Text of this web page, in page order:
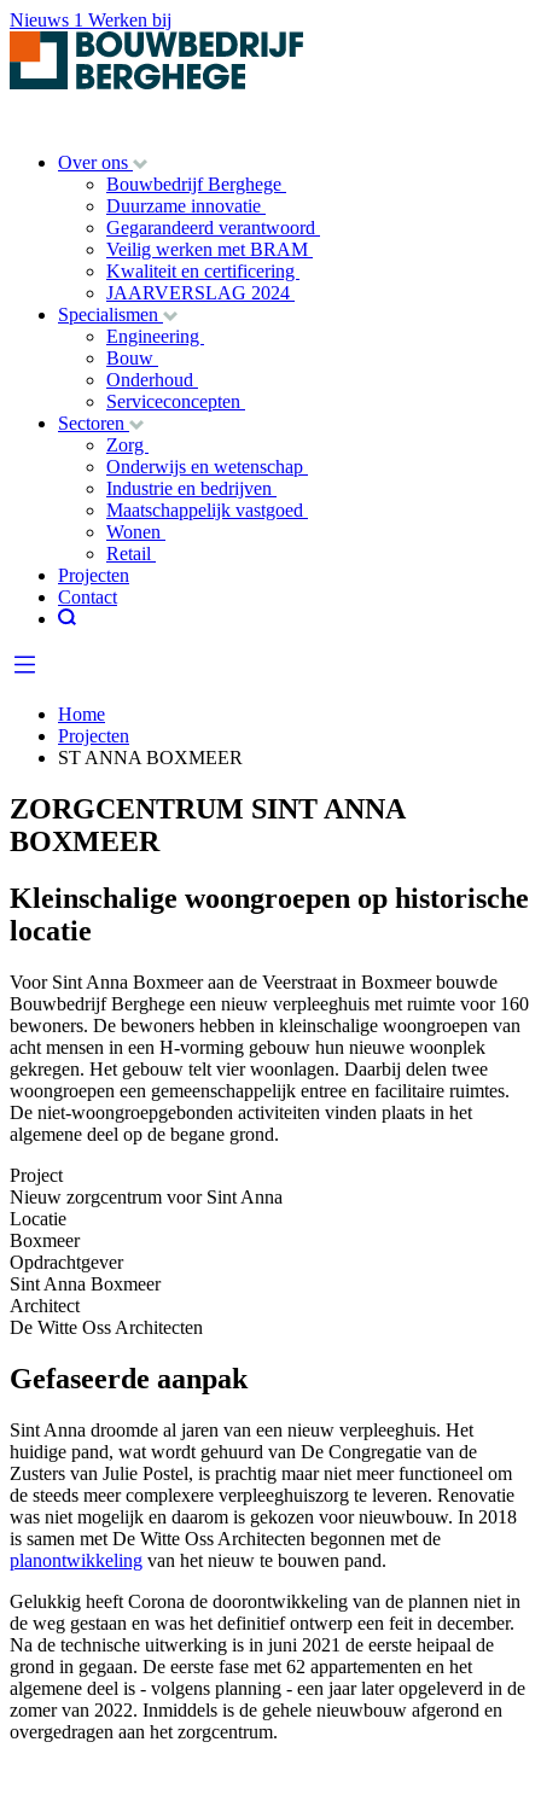
Nieuws 1 Werken bij
Over ons
Bouwbedrijf Berghege
Duurzame innovatie
Gegarandeerd verantwoord
Veilig werken met BRAM
Kwaliteit en certificering
JAARVERSLAG 2024
Specialismen
Engineering
Bouw
Onderhoud
Serviceconcepten
Sectoren
Zorg
Onderwijs en wetenschap
Industrie en bedrijven
Maatschappelijk vastgoed
Wonen
Retail
Projecten
Contact
Home
Projecten
ST ANNA BOXMEER
ZORGCENTRUM SINT ANNA
BOXMEER
Kleinschalige woongroepen op historische
locatie
Voor Sint Anna Boxmeer aan de Veerstraat in Boxmeer bouwde
Bouwbedrijf Berghege een nieuw verpleeghuis met ruimte voor 160
bewoners. De bewoners hebben in kleinschalige woongroepen van
acht mensen in een H-vorming gebouw hun nieuwe woonplek
gekregen. Het gebouw telt vier woonlagen. Daarbij delen twee
woongroepen een gemeenschappelijk entree en facilitaire ruimtes.
De niet-woongroepgebonden activiteiten vinden plaats in het
algemene deel op de begane grond.
Project
Nieuw zorgcentrum voor Sint Anna
Locatie
Boxmeer
Opdrachtgever
Sint Anna Boxmeer
Architect
De Witte Oss Architecten
Gefaseerde aanpak
Sint Anna droomde al jaren van een nieuw verpleeghuis. Het
huidige pand, wat wordt gehuurd van De Congregatie van de
Zusters van Julie Postel, is prachtig maar niet meer functioneel om
de steeds meer complexere verpleeghuiszorg te leveren. Renovatie
was niet mogelijk en daarom is gekozen voor nieuwbouw. In 2018
is samen met De Witte Oss Architecten begonnen met de
planontwikkeling van het nieuw te bouwen pand.
Gelukkig heeft Corona de doorontwikkeling van de plannen niet in
de weg gestaan en was het definitief ontwerp een feit in december.
Na de technische uitwerking is in juni 2021 de eerste heipaal de
grond in gegaan. De eerste fase met 62 appartementen en het
algemene deel is - volgens planning - een jaar later opgeleverd in de
zomer van 2022. Inmiddels is de gehele nieuwbouw afgerond en
overgedragen aan het zorgcentrum.